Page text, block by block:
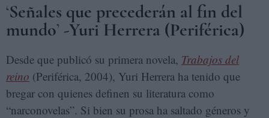
‘Señales que precederán al fin del
mundo’ -Yuri Herrera (Periférica)
Desde que publicó su primera novela, Trabajos del
reino (Periférica, 2004), Yuri Herrera ha tenido que
bregar con quienes definen su literatura como
“narconovelas”. Si bien su prosa ha saltado géneros y